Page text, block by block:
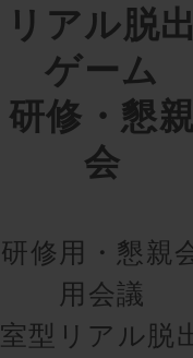
リアル脱
ゲーム
研修・懇
会
研修用・懇親
用会議
室型リアル脱